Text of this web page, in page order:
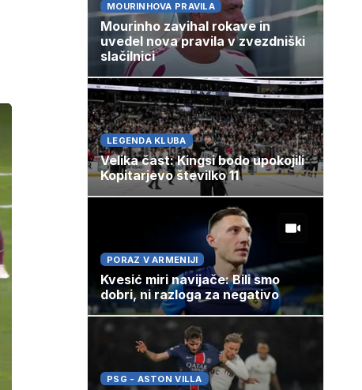
MOURINHOVA PRAVILA
Mourinho zavihal rokave in
uvedel nova pravila v zvezdniški
slačilnici
LEGENDA KLUBA
Velika čast: Kingsi bodo upokojili
Kopitarjevo številko 11
PORAZ V ARMENIJI
Kvesić miri navijače: Bili smo
dobri, ni razloga za negativo
PSG - ASTON VILLA